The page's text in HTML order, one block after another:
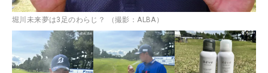
堀川未来夢は3足のわらじ？ （撮影：ALBA）